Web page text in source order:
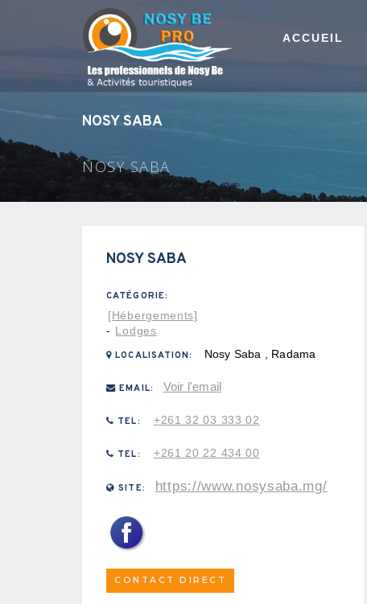
ACCUEIL
NOSY SABA
NOSY SABA
NOSY SABA
CATÉGORIE:
[Hébergements]
- Lodges
LOCALISATION: Nosy Saba , Radama
EMAIL: Voir l'email
TEL: +261 32 03 333 02
TEL: +261 20 22 434 00
SITE: https://www.nosysaba.mg/
CONTACT DIRECT